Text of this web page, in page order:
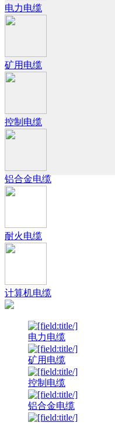
电力电缆
矿用电缆
控制电缆
铝合金电缆
耐火电缆
计算机电缆
电力电缆
矿用电缆
控制电缆
铝合金电缆